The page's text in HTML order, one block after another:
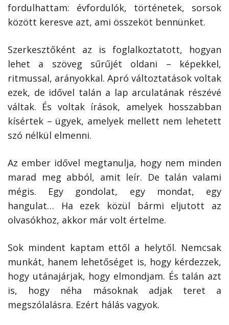
fordulhattam: évfordulók, történetek, sorsok
között keresve azt, ami összeköt bennünket.
Szerkesztőként az is foglalkoztatott, hogyan
lehet a szöveg sűrűjét oldani – képekkel,
ritmussal, arányokkal. Apró változtatások voltak
ezek, de idővel talán a lap arculatának részévé
váltak. És voltak írások, amelyek hosszabban
kísértek – ügyek, amelyek mellett nem lehetett
szó nélkül elmenni.
Az ember idővel megtanulja, hogy nem minden
marad meg abból, amit leír. De talán valami
mégis. Egy gondolat, egy mondat, egy
hangulat… Ha ezek közül bármi eljutott az
olvasókhoz, akkor már volt értelme.
Sok mindent kaptam ettől a helytől. Nemcsak
munkát, hanem lehetőséget is, hogy kérdezzek,
hogy utánajárjak, hogy elmondjam. És talán azt
is, hogy néha másoknak adjak teret a
megszólalásra. Ezért hálás vagyok.